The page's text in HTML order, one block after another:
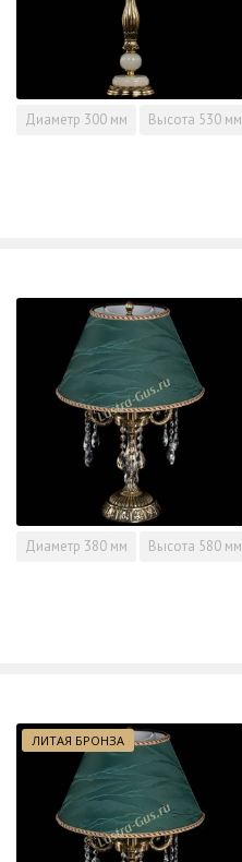
Диаметр 300 мм Высота 530 мм
Диаметр 380 мм Высота 580 мм
ЛИТАЯ БРОНЗА